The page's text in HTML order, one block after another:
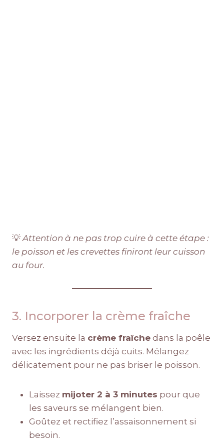
💡 Attention à ne pas trop cuire à cette étape :
le poisson et les crevettes finiront leur cuisson
au four.
3. Incorporer la crème fraîche
Versez ensuite la crème fraîche dans la poêle
avec les ingrédients déjà cuits. Mélangez
délicatement pour ne pas briser le poisson.
Laissez mijoter 2 à 3 minutes pour que
les saveurs se mélangent bien.
Goûtez et rectifiez l’assaisonnement si
besoin.